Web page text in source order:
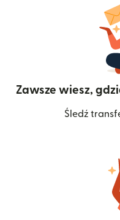
Zawsze wiesz,
Śledź